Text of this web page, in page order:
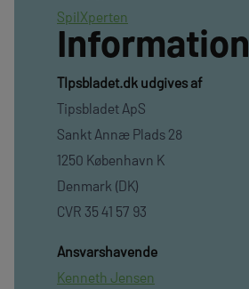
SpilXperten
Information
TIpsbladet.dk udgives af
Tipsbladet ApS
Sankt Annæ Plads 28
1250 København K
Denmark (DK)
CVR 35 41 57 93
Ansvarshavende
Kenneth Jensen